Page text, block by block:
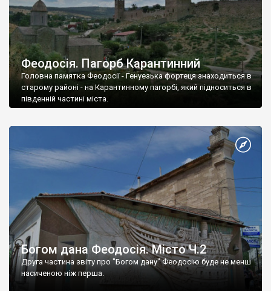
Феодосія. Пагорб Карантинний
Головна памятка Феодосії - Генуезька фортеця знаходиться в
старому районі - на Карантинному пагорбі, який підноситься в
південній частині міста.
Богом дана Феодосія. Місто Ч.2
Друга частина звіту про "Богом дану" Феодосію буде не менш
насиченою ніж перша.